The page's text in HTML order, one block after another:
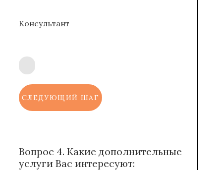
Консультант
СЛЕДУЮЩИЙ ШАГ
Вопрос 4. Какие дополнительные
услуги Вас интересуют: